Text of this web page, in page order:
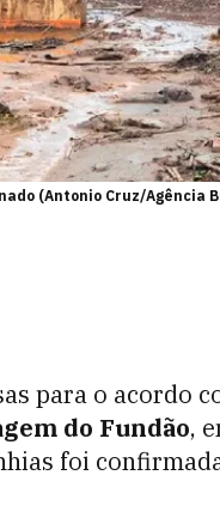
(Antonio Cruz/Agência
para o acordo
do Fundão,
foi